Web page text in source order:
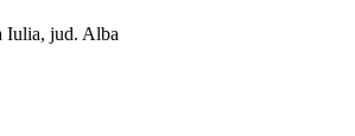
Iulia, jud. Alba